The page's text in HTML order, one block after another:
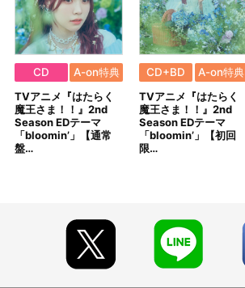
CD
A-on特典
TVアニメ『はたらく
魔王さま！！』2nd
Season EDテーマ
「bloomin’」【通常
盤…
CD+BD
A-on特典
TVアニメ『はたらく
魔王さま！！』2nd
Season EDテーマ
「bloomin’」【初回
限…